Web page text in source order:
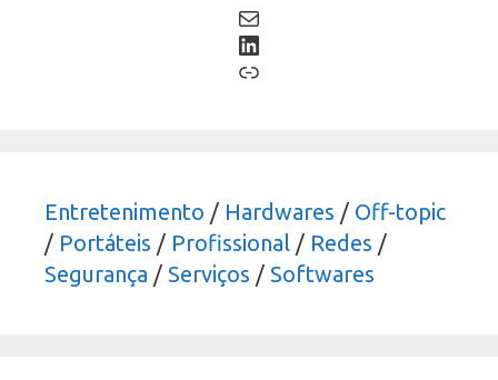
Mail
LinkedIn
Link
Entretenimento / Hardwares / Off-topic
/ Portáteis / Profissional / Redes /
Segurança / Serviços / Softwares